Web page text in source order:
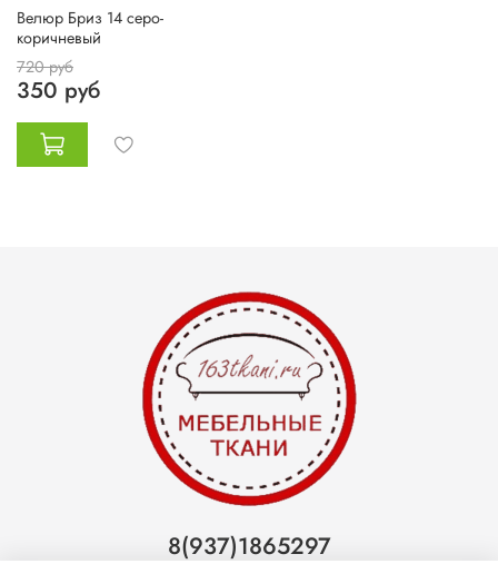
Велюр Бриз 14 серо-
коричневый
720 руб
350 руб
8(937)1865297